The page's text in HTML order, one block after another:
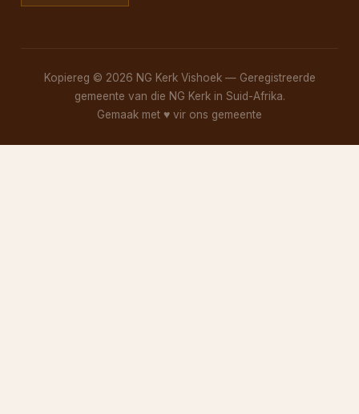
Kopiereg © 2026 NG Kerk Vishoek — Geregistreerde
gemeente van die NG Kerk in Suid-Afrika.
Gemaak met ♥ vir ons gemeente